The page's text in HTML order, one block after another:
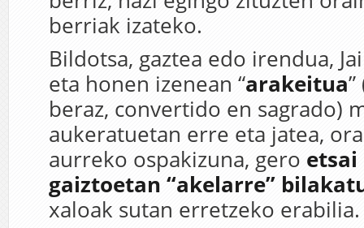
berriak izateko.
Bildotsa, gaztea edo irendua,
eta honen izenean “arakeitua
beraz, convertido en sagrado)
aukeratuetan erre eta jatea,
aurreko ospakizuna, gero
gaiztoetan “akelarre”
xaloak sutan erretzeko erabilia.